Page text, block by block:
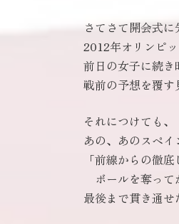
さてさて開会式
2012年オリンピ
前日の女子に続
戦前の予想を覆す
それにつけても、
あの、あのスペイ
「前線からの徹
ボールを奪って
最後まで貫き通せ